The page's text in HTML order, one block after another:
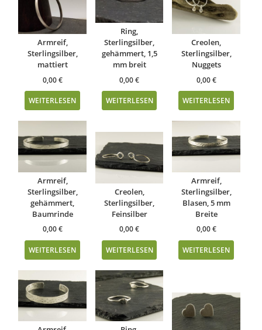
Armreif,
Sterlingsilber,
mattiert
0,00€
WEITERLESEN
Ring,
Sterlingsilber,
gehämmert, 1,5
mm breit
0,00€
WEITERLESEN
Creolen,
Sterlingsilber,
Nuggets
0,00€
WEITERLESEN
Armreif,
Sterlingsilber,
gehämmert,
Baumrinde
0,00€
WEITERLESEN
Creolen,
Sterlingsilber,
Feinsilber
0,00€
WEITERLESEN
Armreif,
Sterlingsilber,
Blasen, 5 mm
Breite
0,00€
WEITERLESEN